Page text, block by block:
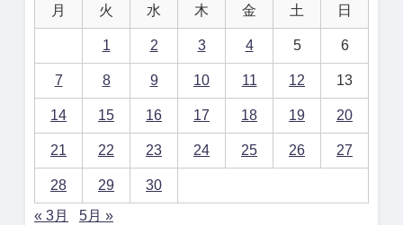
月 火 水 木 金 土 日
1 2 3 4 5 6
7 8 9 10 11 12 13
14 15 16 17 18 19 20
21 22 23 24 25 26 27
28 29
30
« 3月
5月 »